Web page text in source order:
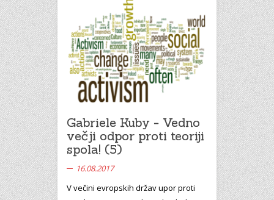
Gabriele Kuby - Vedno
večji odpor proti teoriji
spola! (5)
16.08.2017
V večini evropskih držav upor proti